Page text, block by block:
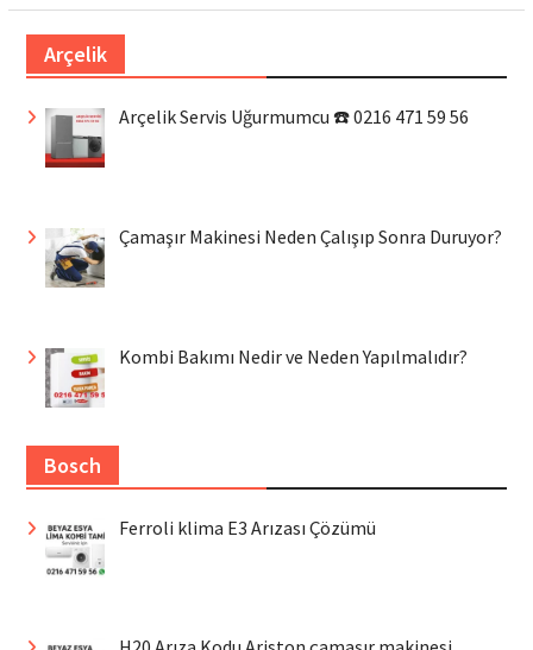
Arçelik
Arçelik Servis Uğurmumcu ☎️ 0216 471 59 56
Çamaşır Makinesi Neden Çalışıp Sonra Duruyor?
Kombi Bakımı Nedir ve Neden Yapılmalıdır?
Bosch
Ferroli klima E3 Arızası Çözümü